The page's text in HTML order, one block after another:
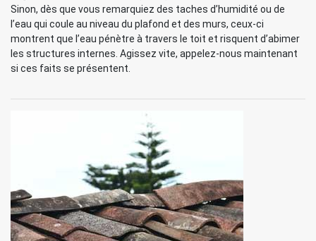
Sinon, dès que vous remarquiez des taches d’humidité ou de
l’eau qui coule au niveau du plafond et des murs, ceux-ci
montrent que l’eau pénètre à travers le toit et risquent d’abimer
les structures internes. Agissez vite, appelez-nous maintenant
si ces faits se présentent.